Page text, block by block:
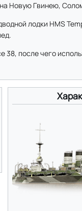
Новую Гвинею,
лодки HMS
после чего